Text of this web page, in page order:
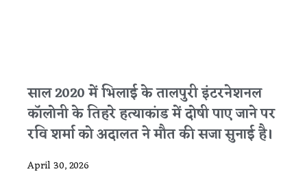
साल 2020 में भिलाई के तालपुरी इंटरनेशनल
कॉलोनी के तिहरे हत्याकांड में दोषी पाए जाने पर
रवि शर्मा को अदालत ने मौत की सजा सुनाई है।
April 30, 2026